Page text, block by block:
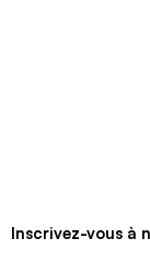
Inscrivez-vous à